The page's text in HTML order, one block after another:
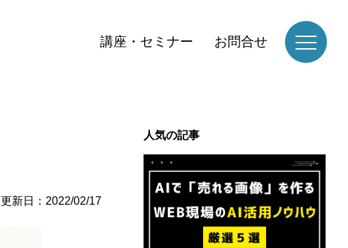
講座・セミナー お問合せ
更新日：2022/02/17
人気の記事